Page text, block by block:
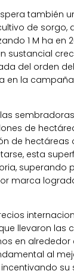
también
de sorgo,
1 M ha en
sustancial
del orden del
en la
de
de hectáreas
esta
superando
marca
llevaron las
en
al
su